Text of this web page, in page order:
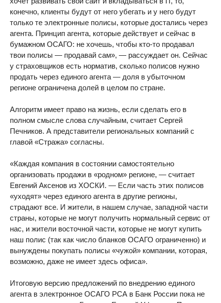
конечно, клиенты будут от него убегать и у него будут
только те электронные полисы, которые достались через
агента. Принцип агента, которые действует и сейчас в
бумажном ОСАГО: не хочешь, чтобы кто-то продавал
твои полисы — продавай сам», — рассуждает он. Сейчас
у страховщиков есть норматив, сколько полисов нужно
продать через единого агента — доля в убыточном
регионе ограничена долей в целом по стране.
Алгоритм имеет право на жизнь, если сделать его в
полном смысле слова случайным, считает Сергей
Печников. А представители региональных компаний с
главой «Стража» согласны.
«Каждая компания в состоянии самостоятельно
организовать продажи в «родном» регионе, — считает
Евгений Аксенов из ХОСКИ. — Если часть этих полисов
«уходят» через единого агента в другие регионы,
страдают все. И жители, в нашем случае, западной части
страны, которые не могут получить нормальный сервис от
нас, и жители восточной части, которые не могут купить
наш полис (так как число бланков ОСАГО ограниченно) и
вынуждены покупать полисы «чужой» компании, которая,
возможно, даже не имеет здесь офиса».
Итоговую версию предложений по внедрению единого
агента в электронное ОСАГО РСА в Банк России пока не